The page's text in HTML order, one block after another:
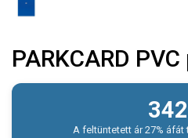
PARKCARD
342
A feltüntetett ár 27%